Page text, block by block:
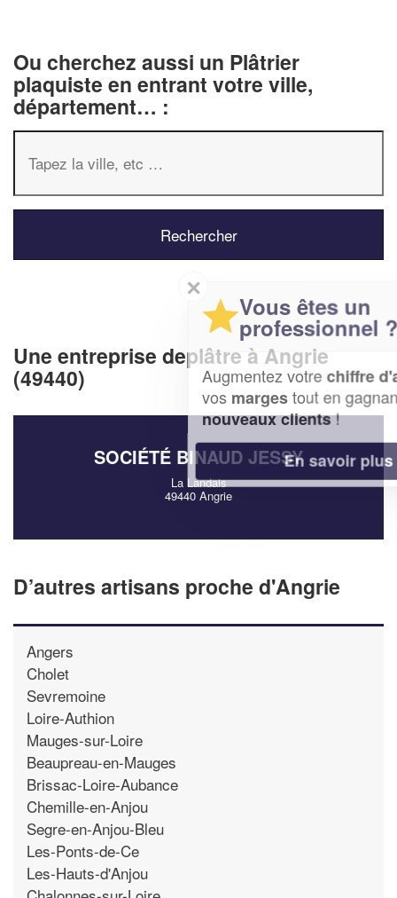
Ou cherchez aussi un Plâtrier
plaquiste en entrant votre ville,
département… :
Une entreprise deplâtre à Angrie
(49440)
SOCIÉTÉ BINAUD JESSY
La Landais
49440 Angrie
D’autres artisans proche d'Angrie
Angers
Cholet
Sevremoine
Loire-Authion
Mauges-sur-Loire
Beaupreau-en-Mauges
Brissac-Loire-Aubance
Chemille-en-Anjou
Segre-en-Anjou-Bleu
Les-Ponts-de-Ce
Les-Hauts-d'Anjou
Vous êtes un
professionnel ?
Augmentez votrechiffre d'affaireset
tout en gagnant de
nouveaux clients!
En savoir plus